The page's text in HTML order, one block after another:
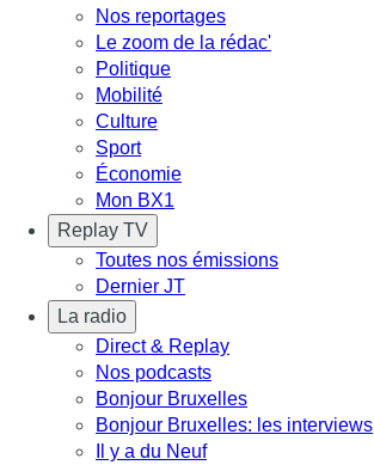
Nos reportages
Le zoom de la rédac'
Politique
Mobilité
Culture
Sport
Économie
Mon BX1
Replay TV
Toutes nos émissions
Dernier JT
La radio
Direct & Replay
Nos podcasts
Bonjour Bruxelles
Bonjour Bruxelles: les interviews
Il y a du Neuf